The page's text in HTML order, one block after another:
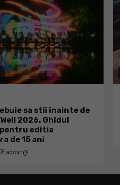
sa stii inainte de
2026. Ghidul
editia
de 15 ani
admin@